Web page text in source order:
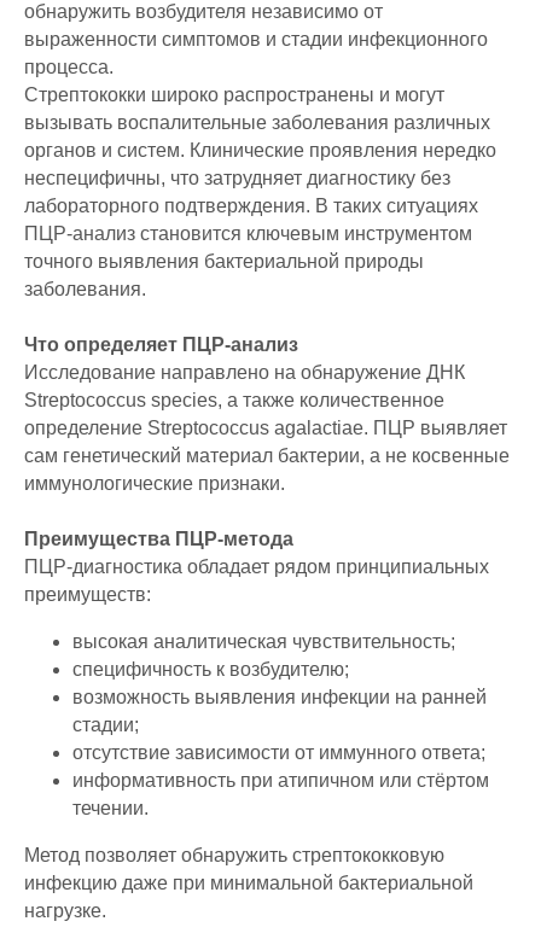
обнаружить возбудителя независимо от
выраженности симптомов и стадии инфекционного
процесса.
Стрептококки широко распространены и могут
вызывать воспалительные заболевания различных
органов и систем. Клинические проявления нередко
неспецифичны, что затрудняет диагностику без
лабораторного подтверждения. В таких ситуациях
ПЦР-анализ становится ключевым инструментом
точного выявления бактериальной природы
заболевания.
Что определяет ПЦР-анализ
Исследование направлено на обнаружение ДНК
Streptococcus species, а также количественное
определение Streptococcus agalactiae. ПЦР выявляет
сам генетический материал бактерии, а не косвенные
иммунологические признаки.
Преимущества ПЦР-метода
ПЦР-диагностика обладает рядом принципиальных
преимуществ:
высокая аналитическая чувствительность;
специфичность к возбудителю;
возможность выявления инфекции на ранней
стадии;
отсутствие зависимости от иммунного ответа;
информативность при атипичном или стёртом
течении.
Метод позволяет обнаружить стрептококковую
инфекцию даже при минимальной бактериальной
нагрузке.